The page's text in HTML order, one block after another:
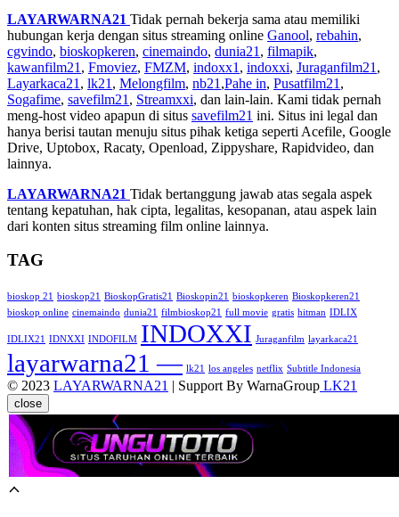
LAYARWARNA21 Tidak pernah bekerja sama atau memiliki
hubungan kerja dengan situs streaming online Ganool, rebahin,
cgvindo, bioskopkeren, cinemaindo, dunia21 , filmapik,
kawanfilm21 , Fmoviez, FMZM, indoxx1 , indoxxi, Juraganfilm21 ,
Layarkaca21 , lk21 , Melongfilm, nb21 ,Pahe in, Pusatfilm21 ,
Sogafime, savefilm21 , Streamxxi, dan lain-lain. Kami tidak pernah
meng-host video apapun di situs savefilm21 ini. Situs ini legal dan
hanya berisi tautan menuju situs pihak ketiga seperti Acefile, Google
Drive, Uptobox, Racaty, Openload, Zippyshare, Rapidvideo, dan
lainnya.
LAYARWARNA21 Tidak bertanggung jawab atas segala aspek
tentang kepatuhan, hak cipta, legalitas, kesopanan, atau aspek lain
dari konten situs streaming film online lainnya.
TAG
bioskop 21 bioskop21 BioskopGratis21 Bioskopin21 bioskopkeren Bioskopkeren21
bioskop online cinemaindo dunia21 filmbioskop21 full movie gratis hitman IDLIX
IDLIX21 IDNXXI INDOFILM INDOXXI Juraganfilm layarkaca21
layarwarna21 — lk21 los angeles netflix Subtitle Indonesia
© 2023 LAYARWARNA21 | Support By WarnaGroup LK21
close